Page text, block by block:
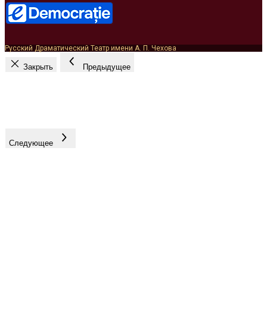
Русский Драматический Театр имени А. П. Чехова
Закрыть Предыдущее
Следующее